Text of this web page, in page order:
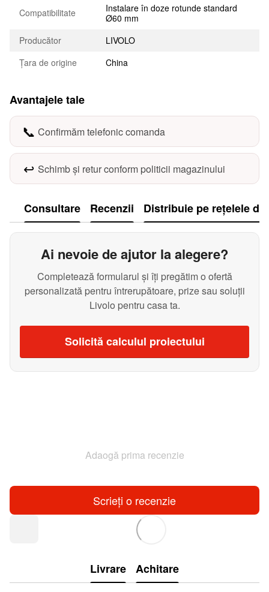
Compatibilitate
Instalare în doze rotunde standard
Ø60 mm
Producător
LIVOLO
Țara de origine
China
Avantajele tale
📞 Confirmăm telefonic comanda
↩️ Schimb și retur conform politicii magazinului
Consultare Recenzii Distribuie pe rețelele
Ai nevoie de ajutor la alegere?
Completează formularul și îți pregătim o ofertă
personalizată pentru întrerupătoare, prize sau soluții
Livolo pentru casa ta.
Solicită calculul proiectului
Adaogă prima recenzie
Scrieți o recenzie
Livrare Achitare